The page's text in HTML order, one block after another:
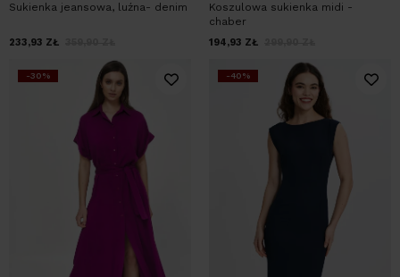
Sukienka jeansowa, luźna- denim
233,93 ZŁ
Koszulowa sukienka midi -
chaber
194,93 ZŁ
-30% -40%